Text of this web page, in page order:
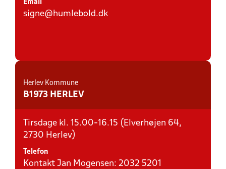
Email
signe@humlebold.dk
Herlev Kommune
B1973 HERLEV
Tirsdage kl. 15.00-16.15 (Elverhøjen 64,
2730 Herlev)
Telefon
Kontakt Jan Mogensen: 2032 5201